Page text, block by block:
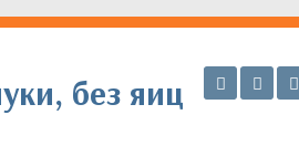
без яиц